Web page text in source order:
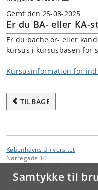
Samtykke til
Gemt den 25-08-2025
Er du BA- eller KA-
Er du bachelor- eller
kursus i kursusbasen for
Kursusinformation for
TILBAGE
Københavns Universitet
Nørregade 10